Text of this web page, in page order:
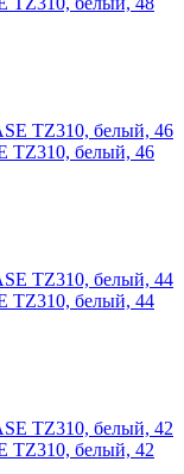
TZ310, белый, 46
TZ310, белый, 44
TZ310, белый, 42